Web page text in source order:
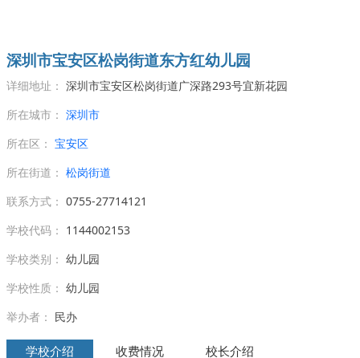
深圳市宝安区松岗街道东方红幼儿园
详细地址： 深圳市宝安区松岗街道广深路293号宜新花园
所在城市： 深圳市
所在区： 宝安区
所在街道： 松岗街道
联系方式： 0755-27714121
学校代码： 1144002153
学校类别： 幼儿园
学校性质： 幼儿园
举办者： 民办
学校介绍 收费情况 校长介绍